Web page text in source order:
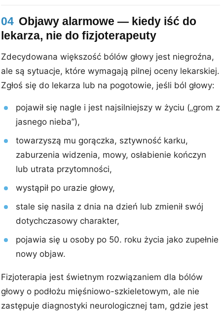
04 Objawy alarmowe — kiedy iść do
lekarza, nie do fizjoterapeuty
Zdecydowana większość bólów głowy jest niegroźna,
ale są sytuacje, które wymagają pilnej oceny lekarskiej.
Zgłoś się do lekarza lub na pogotowie, jeśli ból głowy:
pojawił się nagle i jest najsilniejszy w życiu („grom z
jasnego nieba”),
towarzyszą mu gorączka, sztywność karku,
zaburzenia widzenia, mowy, osłabienie kończyn
lub utrata przytomności,
wystąpił po urazie głowy,
stale się nasila z dnia na dzień lub zmienił swój
dotychczasowy charakter,
pojawia się u osoby po 50. roku życia jako zupełnie
nowy objaw.
Fizjoterapia jest świetnym rozwiązaniem dla bólów
głowy o podłożu mięśniowo-szkieletowym, ale nie
zastępuje diagnostyki neurologicznej tam, gdzie jest